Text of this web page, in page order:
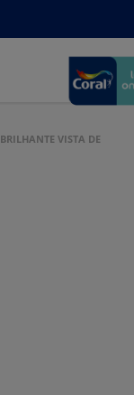
VISTA DE